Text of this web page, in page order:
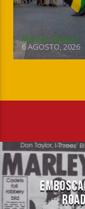
Marcos Alvarez
6 AGOSTO, 2026